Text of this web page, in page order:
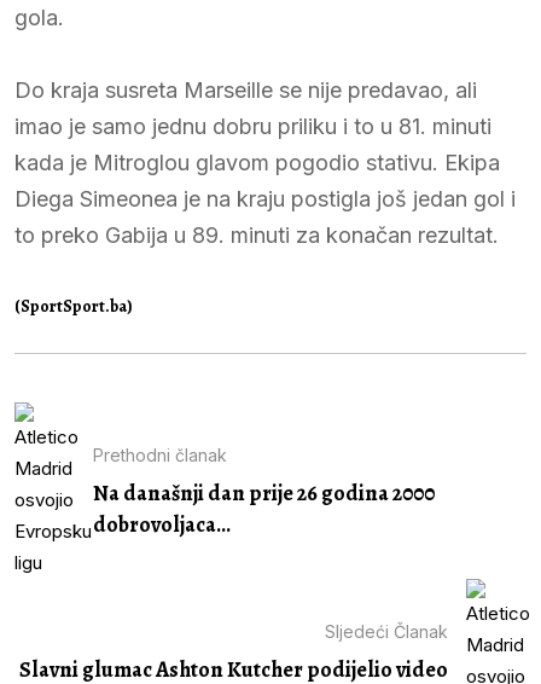
gola.
Do kraja susreta Marseille se nije predavao, ali
imao je samo jednu dobru priliku i to u 81. minuti
kada je Mitroglou glavom pogodio stativu. Ekipa
Diega Simeonea je na kraju postigla još jedan gol i
to preko Gabija u 89. minuti za konačan rezultat.
(SportSport.ba)
Prethodni članak
Na današnji dan prije 26 godina 2000
dobrovoljaca...
Sljedeći Članak
Slavni glumac Ashton Kutcher podijelio video